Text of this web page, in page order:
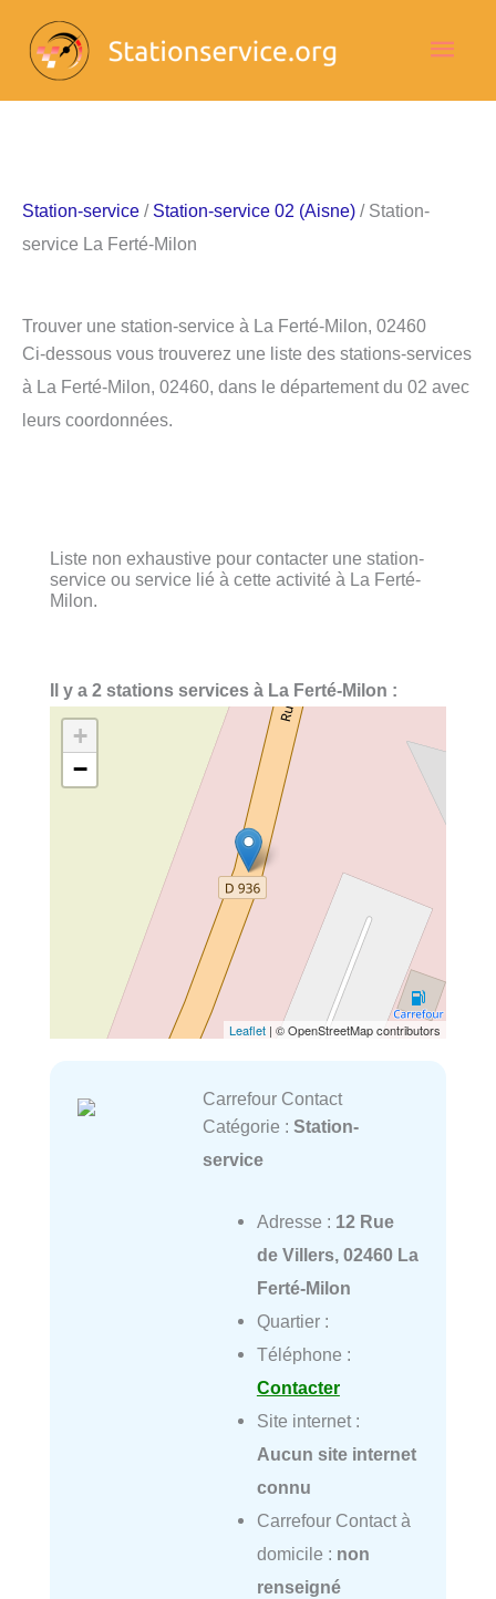
contenu
Station-service / Station-service 02 (Aisne) / Station-
service La Ferté-Milon
Trouver une station-service à La Ferté-Milon, 02460
Ci-dessous vous trouverez une liste des stations-services
à La Ferté-Milon, 02460, dans le département du 02 avec
leurs coordonnées.
Liste non exhaustive pour contacter une station-
service ou service lié à cette activité à La Ferté-
Milon.
Il y a 2 stations services à La Ferté-Milon :
+
−
Leaflet | © OpenStreetMap contributors
Carrefour Contact
Catégorie : Station-
service
Adresse : 12 Rue
de Villers, 02460 La
Ferté-Milon
Quartier :
Téléphone :
Contacter
Site internet :
Aucun site internet
connu
Carrefour Contact à
domicile : non
renseigné